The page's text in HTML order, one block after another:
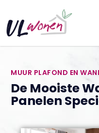
MUUR PLAFOND EN
De Mooiste
Panelen